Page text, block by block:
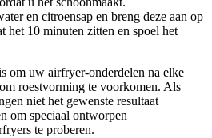
en citroensap en breng deze aan op
het 10 minuten zitten en spoel het
om uw airfryer-onderdelen na elke
roestvorming te voorkomen. Als
niet het gewenste resultaat
om speciaal ontworpen
te proberen.